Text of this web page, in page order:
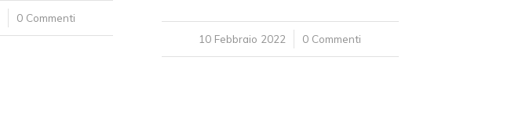
0 Commenti
10 Febbraio 2022
/ 0 Commenti